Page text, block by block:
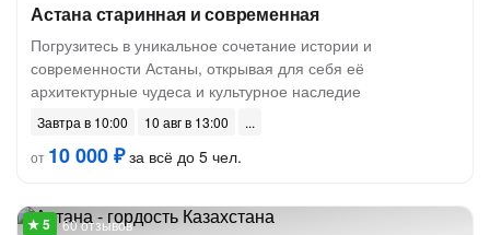
Астана старинная и современная
Погрузитесь в уникальное сочетание истории и
современности Астаны, открывая для себя её
архитектурные чудеса и культурное наследие
Завтра в 10:00
10 авг в 13:00
от 10 000 ₽за всё до 5 чел.
60 отзывов